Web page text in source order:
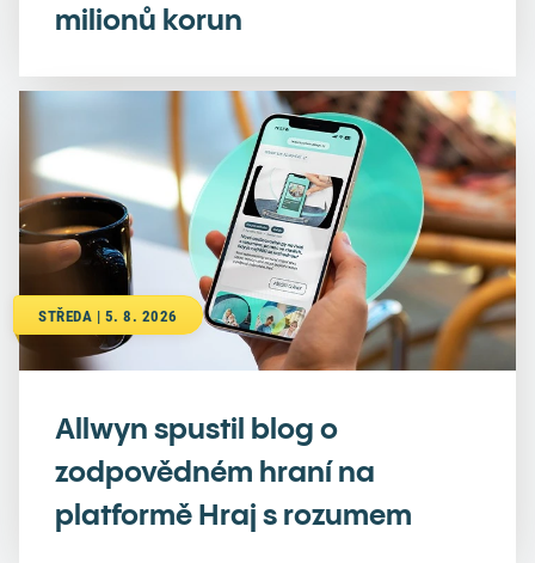
milionů korun
STŘEDA | 5. 8. 2026
Allwyn spustil blog o
zodpovědném hraní na
platformě Hraj s rozumem